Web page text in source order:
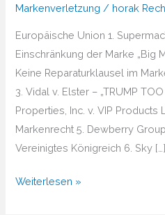
Markenverletzung / horak
Europäische Union 1.
Einschränkung der Marke „Big
Keine Reparaturklausel im
3. Vidal v. Elster – „TRUMP
Properties, Inc. v. VIP Products
Markenrecht 5. Dewberry
Vereinigtes Königreich 6. Sky […]
Entwicklung
Weiterlesen »